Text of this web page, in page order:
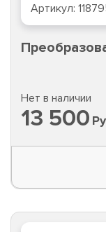
Артикул:
Нет в наличии
13 500